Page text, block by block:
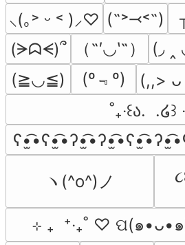
⸜(｡˃ ᵕ ˂ )⸝♡ (˶˃⤙˂˶)
(ᗒᗣᗕ)՞
（˶′◡‵˶） (◞ ‸
(≧◡≦)
(º﹃º) (,,>
˚₊‧꒰ა.  .໒꒱
ヽ(^o^)ノ
⊹ ₊  ⁺‧₊˚ ♡ ପ(๑•ᴗ•